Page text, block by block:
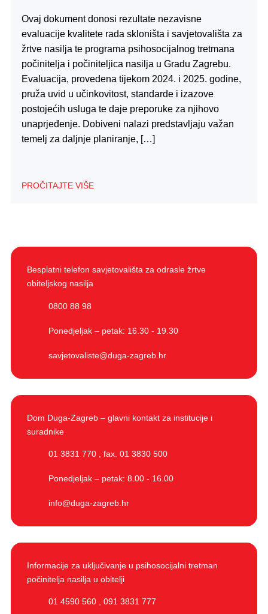
Ovaj dokument donosi rezultate nezavisne
evaluacije kvalitete rada skloništa i savjetovališta za
žrtve nasilja te programa psihosocijalnog tretmana
počinitelja i počiniteljica nasilja u Gradu Zagrebu.
Evaluacija, provedena tijekom 2024. i 2025. godine,
pruža uvid u učinkovitost, standarde i izazove
postojećih usluga te daje preporuke za njihovo
unaprjeđenje. Dobiveni nalazi predstavljaju važan
temelj za daljnje planiranje, […]
PROČITAJTE VIŠE
Besplatni telefon savjetovališta za odrasle žrtve
obiteljskog nasilja
0800 88 98
Ponedjeljak – petak: 16.30 - 19.30
savjetovaliste@duga-zagreb.hr
Dom Duga-Zagreb – glavni kontakt za institucije i
suradnike
01 3831 770 fax. 01 3830 500
Ponedjeljak – petak: 8.00 - 16.00
info@duga-zagreb.hr
Informacije za uključivanje u psihosocijalni tretman
počinitelja nasilja u obitelji
01 4590 560 , 091 3831 777